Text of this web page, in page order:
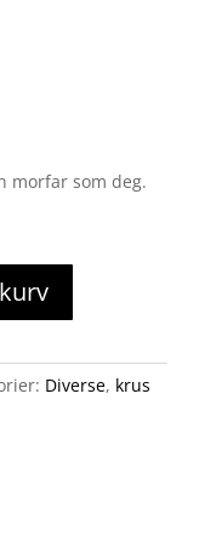
morfar som deg.
Diverse, krus